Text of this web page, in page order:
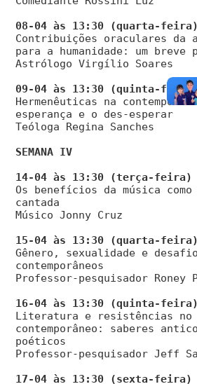
Contribuições oraculares da
para a humanidade: um breve
Astrólogo Virgílio Soares
Hermenêuticas na
esperança e o des-esperar
Teóloga Regina Sanches
SEMANA IV
Os benefícios da música
cantada
Músico Jonny Cruz
Gênero, sexualidade e
contemporâneos
Professor-pesquisador Roney
Literatura e resistências no
contemporâneo: saberes
poéticos
Professor-pesquisador Jeff